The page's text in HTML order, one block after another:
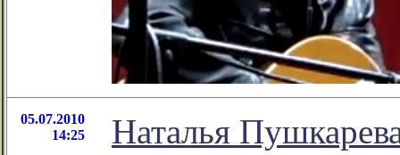
05.07.2010
14:25
Наталья